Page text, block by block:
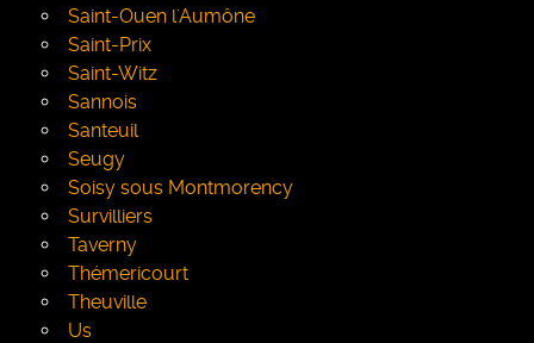
Saint-Ouen l'Aumône
Saint-Prix
Saint-Witz
Sannois
Santeuil
Seugy
Soisy sous Montmorency
Survilliers
Taverny
Thémericourt
Theuville
Us